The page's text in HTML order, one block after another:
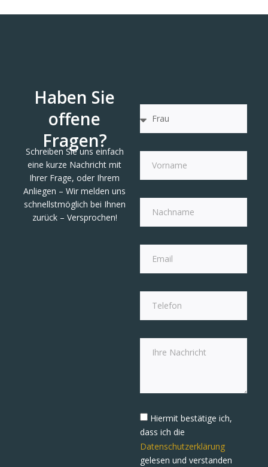
Haben Sie
offene
Fragen?
Schreiben Sie uns einfach
eine kurze Nachricht mit
Ihrer Frage, oder Ihrem
Anliegen – Wir melden uns
schnellstmöglich bei Ihnen
zurück – Versprochen!
Hiermit bestätige ich,
dass ich die
Datenschutzerklärung
gelesen und verstanden